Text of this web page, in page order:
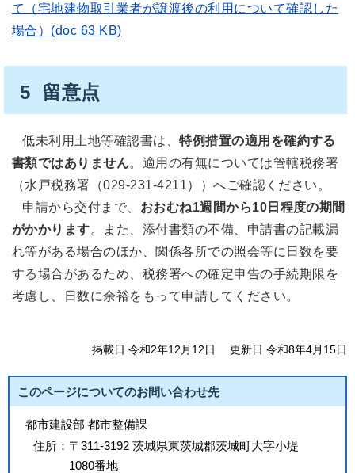
て（宅地建物取引業者が譲渡後の利用について確認した
場合）(doc 63 KB)
5 留意点
低未利用土地等確認書は、特例措置の適用を確約する
書類ではありません。適用の有無については管轄税務署
（水戸税務署（029-231-4211））へご確認ください。
申請から交付まで、 おおむね1週間から10日程度の期間
がかかります。また、添付書類の不備、申請書の記載漏
れ等がある場合のほか、関係各所での照会等に日数を要
する場合があるため、税務署への確定申告の手続期限を
考慮し、日数に余裕をもって申請してください。
掲載日 令和2年12月12日 更新日 令和8年4月15日
このページについてのお問い合わせ先
都市建設部 都市整備課
住所： 〒311-3192 茨城県東茨城郡茨城町大字小堤
1080番地